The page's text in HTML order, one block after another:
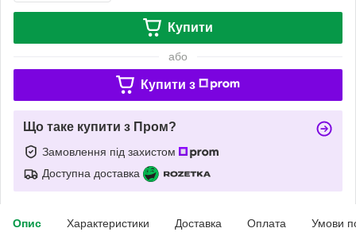
Купити
або
Купити з
Що таке купити з Пром?
Замовлення під захистом
Доступна доставка
Опис Характеристики Доставка Оплата Умови